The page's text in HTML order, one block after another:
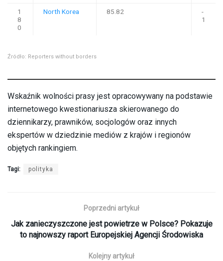
1
8
0
North Korea 85.82
-
1
Źródło: Reporters without borders
Wskaźnik wolności prasy jest opracowywany na podstawie
internetowego kwestionariusza skierowanego do
dziennikarzy, prawników, socjologów oraz innych
ekspertów w dziedzinie mediów z krajów i regionów
objętych rankingiem.
Tagi: polityka
Poprzedni artykuł
Jak zanieczyszczone jest powietrze w Polsce? Pokazuje
to najnowszy raport Europejskiej Agencji Środowiska
Kolejny artykuł